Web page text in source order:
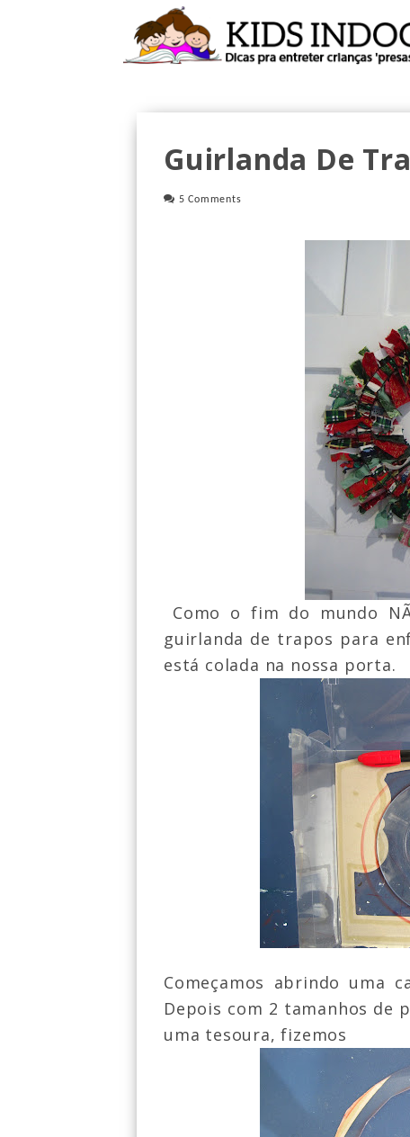
Guirlanda De
5 Comments
Como o fim do mundo
guirlanda de trapos para
está colada na nossa porta.
Começamos abrindo uma
Depois com 2 tamanhos de
uma tesoura, fizemos